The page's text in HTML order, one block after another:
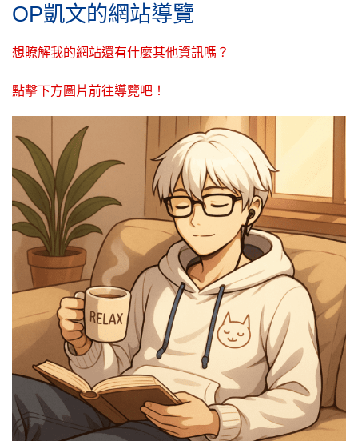
OP凱文的網站導覽
想瞭解我的網站還有什麼其他資訊嗎？
點擊下方圖片前往導覽吧！